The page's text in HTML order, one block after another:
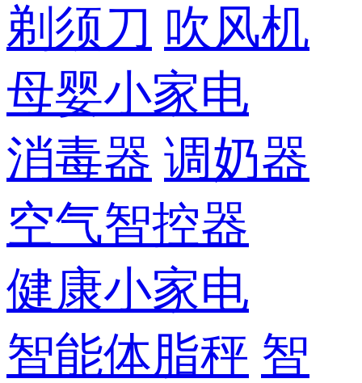
剃须刀 吹风机
母婴小家电
消毒器 调奶器
空气智控器
健康小家电
智能体脂秤 智